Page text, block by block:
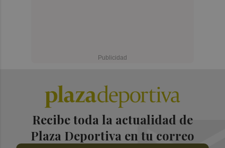
Recibe toda la actualidad de
Plaza Deportiva en tu correo